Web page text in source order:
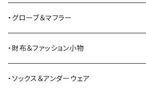
BATTLE LAKE
Barbour
BAYSIDE
パーカー
ジャージ・スウェット
ハーフパンツ・ショートパンツ
ボストンバッグ・ダッフルバッグ
ヒップバッグ・ファニーパック
ブリーフケース
サンダル
その他シューズ
シュー用品
・グローブ＆マフラー
・財布＆ファッション小物
・ソックス＆アンダーウェア